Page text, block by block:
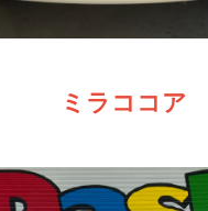
ミラココア